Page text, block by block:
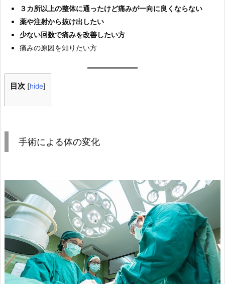
３カ所以上の整体に通ったけど痛みが一向に良くならない
薬や注射から抜け出したい
少ない回数で痛みを改善したい方
痛みの原因を知りたい方
目次 [hide]
手術による体の変化